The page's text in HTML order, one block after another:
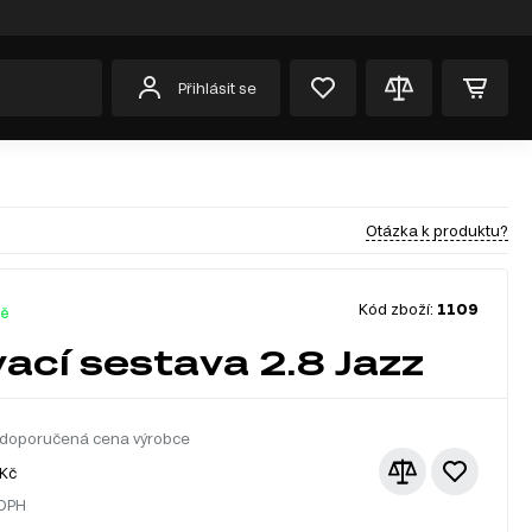
Přihlásit se
Otázka k produktu?
Kód zboží: 1109
sestava 2.8 Jazz
cena výrobce